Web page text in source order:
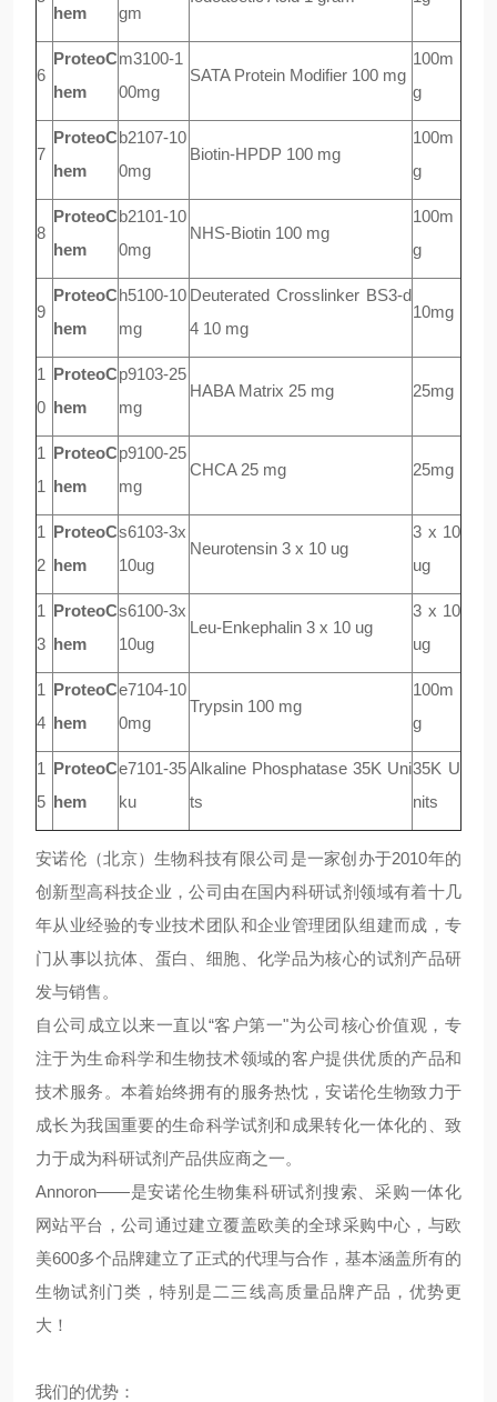
hem
gm
6
ProteoC
hem
m3100-1
00mg
SATA Protein Modifier 100 mg
100m
g
7
ProteoC
hem
b2107-10
0mg
Biotin-HPDP 100 mg
100m
g
8
ProteoC
hem
b2101-10
0mg
NHS-Biotin 100 mg
100m
g
9
ProteoC
hem
h5100-10
mg
Deuterated Crosslinker BS3-d
4 10 mg
10mg
1
0
ProteoC
hem
p9103-25
mg
HABA Matrix 25 mg 25mg
1
1
ProteoC
hem
p9100-25
mg
CHCA 25 mg 25mg
1
2
ProteoC
hem
s6103-3x
10ug
Neurotensin 3 x 10 ug
3 x 10
ug
1
3
ProteoC
hem
s6100-3x
10ug
Leu-Enkephalin 3 x 10 ug
3 x 10
ug
1
4
ProteoC
hem
e7104-10
0mg
Trypsin 100 mg
100m
g
1
5
ProteoC
hem
e7101-35
ku
Alkaline Phosphatase 35K Uni
ts
35K U
nits
安诺伦（北京）生物科技有限公司是一家创办于2010年的
创新型高科技企业，公司由在国内科研试剂领域有着十几
年从业经验的专业技术团队和企业管理团队组建而成，专
门从事以抗体、蛋白、细胞、化学品为核心的试剂产品研
发与销售。
自公司成立以来一直以“客户第一"为公司核心价值观，专
注于为生命科学和生物技术领域的客户提供优质的产品和
技术服务。本着始终拥有的服务热忱，安诺伦生物致力于
成长为我国重要的生命科学试剂和成果转化一体化的 、致
力于成为科研试剂产品供应商之一。
Annoron——是安诺伦生物集科研试剂搜索、采购一体化
网站平台，公司通过建立覆盖欧美的全球采购中心，与欧
美600多个品牌建立了正式的代理与合作，基本涵盖所有的
生物试剂门类，特别是二三线高质量品牌产品，优势更
大！
我们的优势：